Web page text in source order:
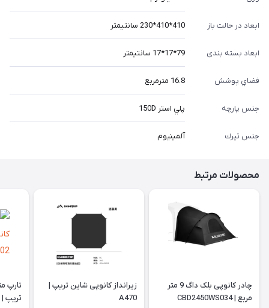
ابعاد در حالت باز 410*410*230 سانتيمتر
ابعاد بسته بندی 79*17*17 سانتيمتر
فضاي پوشش 16.8 مترمربع
جنس پارچه پلي استر 150D
جنس تيرك آلمينيوم
محصولات مرتبط
چادر کانوپی بلک داگ 9 متر
مربع | CBD2450WS034
زیرانداز کانوپی شاین تریپ |
A470
تارپ
تریپ | A502